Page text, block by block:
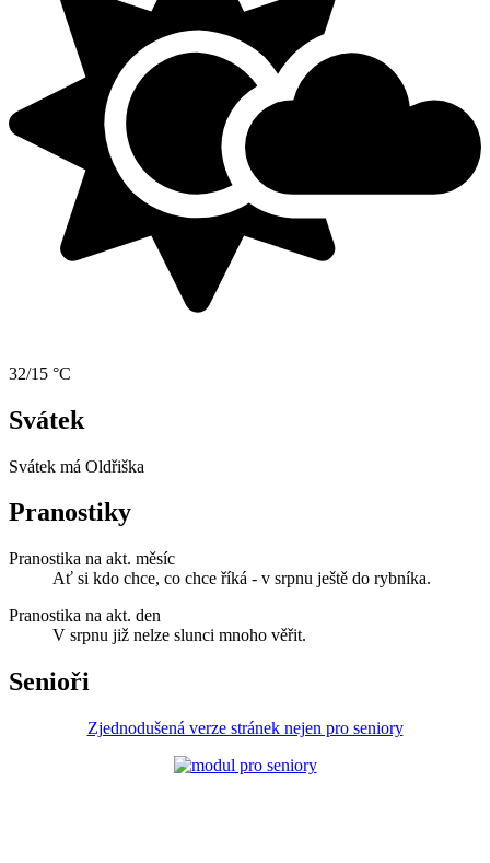
32/15 °C
Svátek
Svátek má Oldřiška
Pranostiky
Pranostika na akt. měsíc
Ať si kdo chce, co chce říká - v srpnu ještě do rybníka.
Pranostika na akt. den
V srpnu již nelze slunci mnoho věřit.
Senioři
Zjednodušená verze stránek nejen pro seniory